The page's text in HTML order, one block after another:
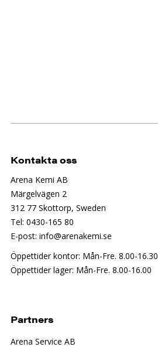
Kontakta oss
Arena Kemi AB
Märgelvägen 2
312 77 Skottorp, Sweden
Tel: 0430-165 80
E-post: info@arenakemi.se
Öppettider kontor: Mån-Fre. 8.00-16.30
Öppettider lager: Mån-Fre. 8.00-16.00
Partners
Arena Service AB